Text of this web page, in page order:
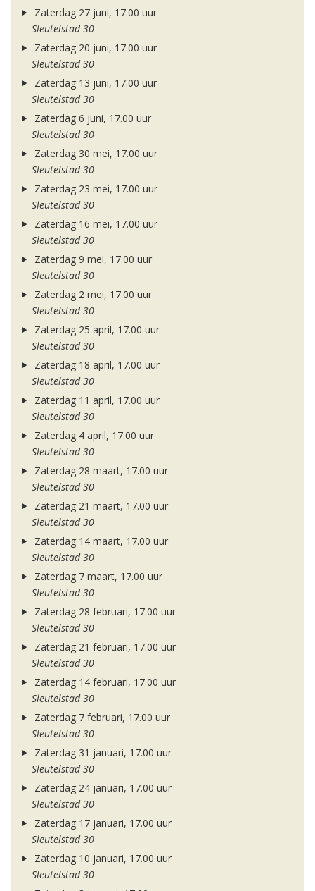
Zaterdag 27 juni, 17.00 uur
Sleutelstad 30
Zaterdag 20 juni, 17.00 uur
Sleutelstad 30
Zaterdag 13 juni, 17.00 uur
Sleutelstad 30
Zaterdag 6 juni, 17.00 uur
Sleutelstad 30
Zaterdag 30 mei, 17.00 uur
Sleutelstad 30
Zaterdag 23 mei, 17.00 uur
Sleutelstad 30
Zaterdag 16 mei, 17.00 uur
Sleutelstad 30
Zaterdag 9 mei, 17.00 uur
Sleutelstad 30
Zaterdag 2 mei, 17.00 uur
Sleutelstad 30
Zaterdag 25 april, 17.00 uur
Sleutelstad 30
Zaterdag 18 april, 17.00 uur
Sleutelstad 30
Zaterdag 11 april, 17.00 uur
Sleutelstad 30
Zaterdag 4 april, 17.00 uur
Sleutelstad 30
Zaterdag 28 maart, 17.00 uur
Sleutelstad 30
Zaterdag 21 maart, 17.00 uur
Sleutelstad 30
Zaterdag 14 maart, 17.00 uur
Sleutelstad 30
Zaterdag 7 maart, 17.00 uur
Sleutelstad 30
Zaterdag 28 februari, 17.00 uur
Sleutelstad 30
Zaterdag 21 februari, 17.00 uur
Sleutelstad 30
Zaterdag 14 februari, 17.00 uur
Sleutelstad 30
Zaterdag 7 februari, 17.00 uur
Sleutelstad 30
Zaterdag 31 januari, 17.00 uur
Sleutelstad 30
Zaterdag 24 januari, 17.00 uur
Sleutelstad 30
Zaterdag 17 januari, 17.00 uur
Sleutelstad 30
Zaterdag 10 januari, 17.00 uur
Sleutelstad 30